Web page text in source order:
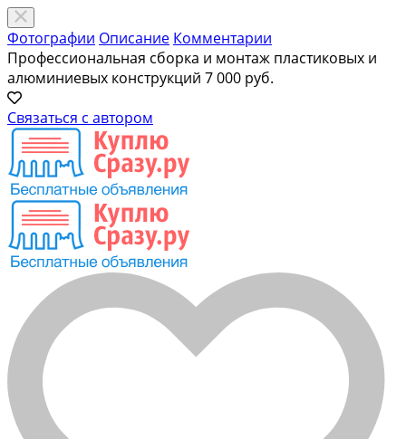
Фотографии Описание Комментарии
Профессиональная сборка и монтаж пластиковых и
алюминиевых конструкций 7 000 руб.
Связаться с автором